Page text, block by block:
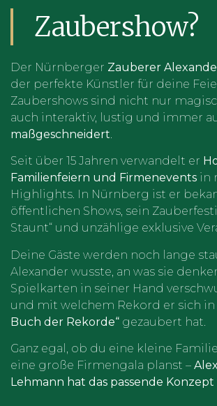
Zaubershow?
Der Nürnberger Zauberer
der perfekte Künstler für deine
Zaubershows sind nicht nur
auch interaktiv, lustig und immer
maßgeschneidert.
Seit über 15 Jahren verwandelt er
Familienfeiern und Firmenevents in
Highlights. In Nürnberg ist er
öffentlichen Shows, sein
Staunt“ und unzählige exklusive
Deine Gäste werden noch lange
Alexander wusste, an was sie
Spielkarten in seiner Hand
und mit welchem Rekord er sich in
Buch der Rekorde“ gezaubert hat.
Ganz egal, ob du eine kleine
eine große Firmengala planst –
Lehmann hat das passende